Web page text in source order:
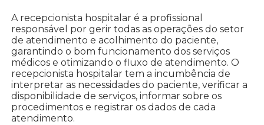
A recepcionista hospitalar é a profissional
responsável por gerir todas as operações do setor
de atendimento e acolhimento do paciente,
garantindo o bom funcionamento dos serviços
médicos e otimizando o fluxo de atendimento. O
recepcionista hospitalar tem a incumbência de
interpretar as necessidades do paciente, verificar a
disponibilidade de serviços, informar sobre os
procedimentos e registrar os dados de cada
atendimento.